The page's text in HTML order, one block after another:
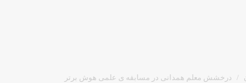
/ درخشش معلم همدانی در مسابقه ی علمی هوش برتر